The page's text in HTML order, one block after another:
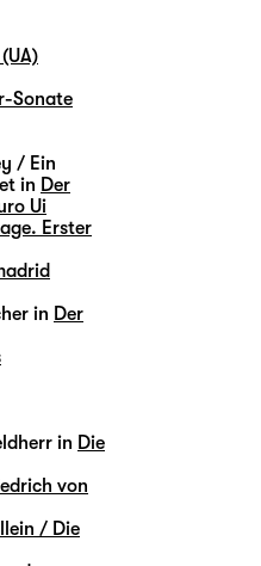
Sonate
/ Ein
in Der
Ui
Erster
in Der
in Die
von
/ Die